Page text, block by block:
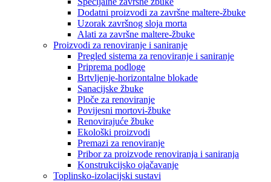
Dodatni proizvodi za završne maltere-žbuke
Uzorak završnog sloja morta
Alati za završne maltere-žbuke
Proizvodi za renoviranje i saniranje
Pregled sistema za renoviranje i saniranje
Priprema podloge
Brtvljenje-horizontalne blokade
Sanacijske žbuke
Ploče za renoviranje
Povijesni mortovi-žbuke
Renovirajuće žbuke
Ekološki proizvodi
Premazi za renoviranje
Pribor za proizvode renoviranja i saniranja
Konstrukcijsko ojačavanje
Toplinsko-izolacijski sustavi